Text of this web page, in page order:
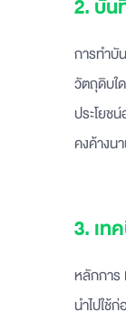
2. บัน
การทำบั
วัตถุดิบใ
ประโยช
คงค้างน
3. เท
หลักการ
นำไปใช้